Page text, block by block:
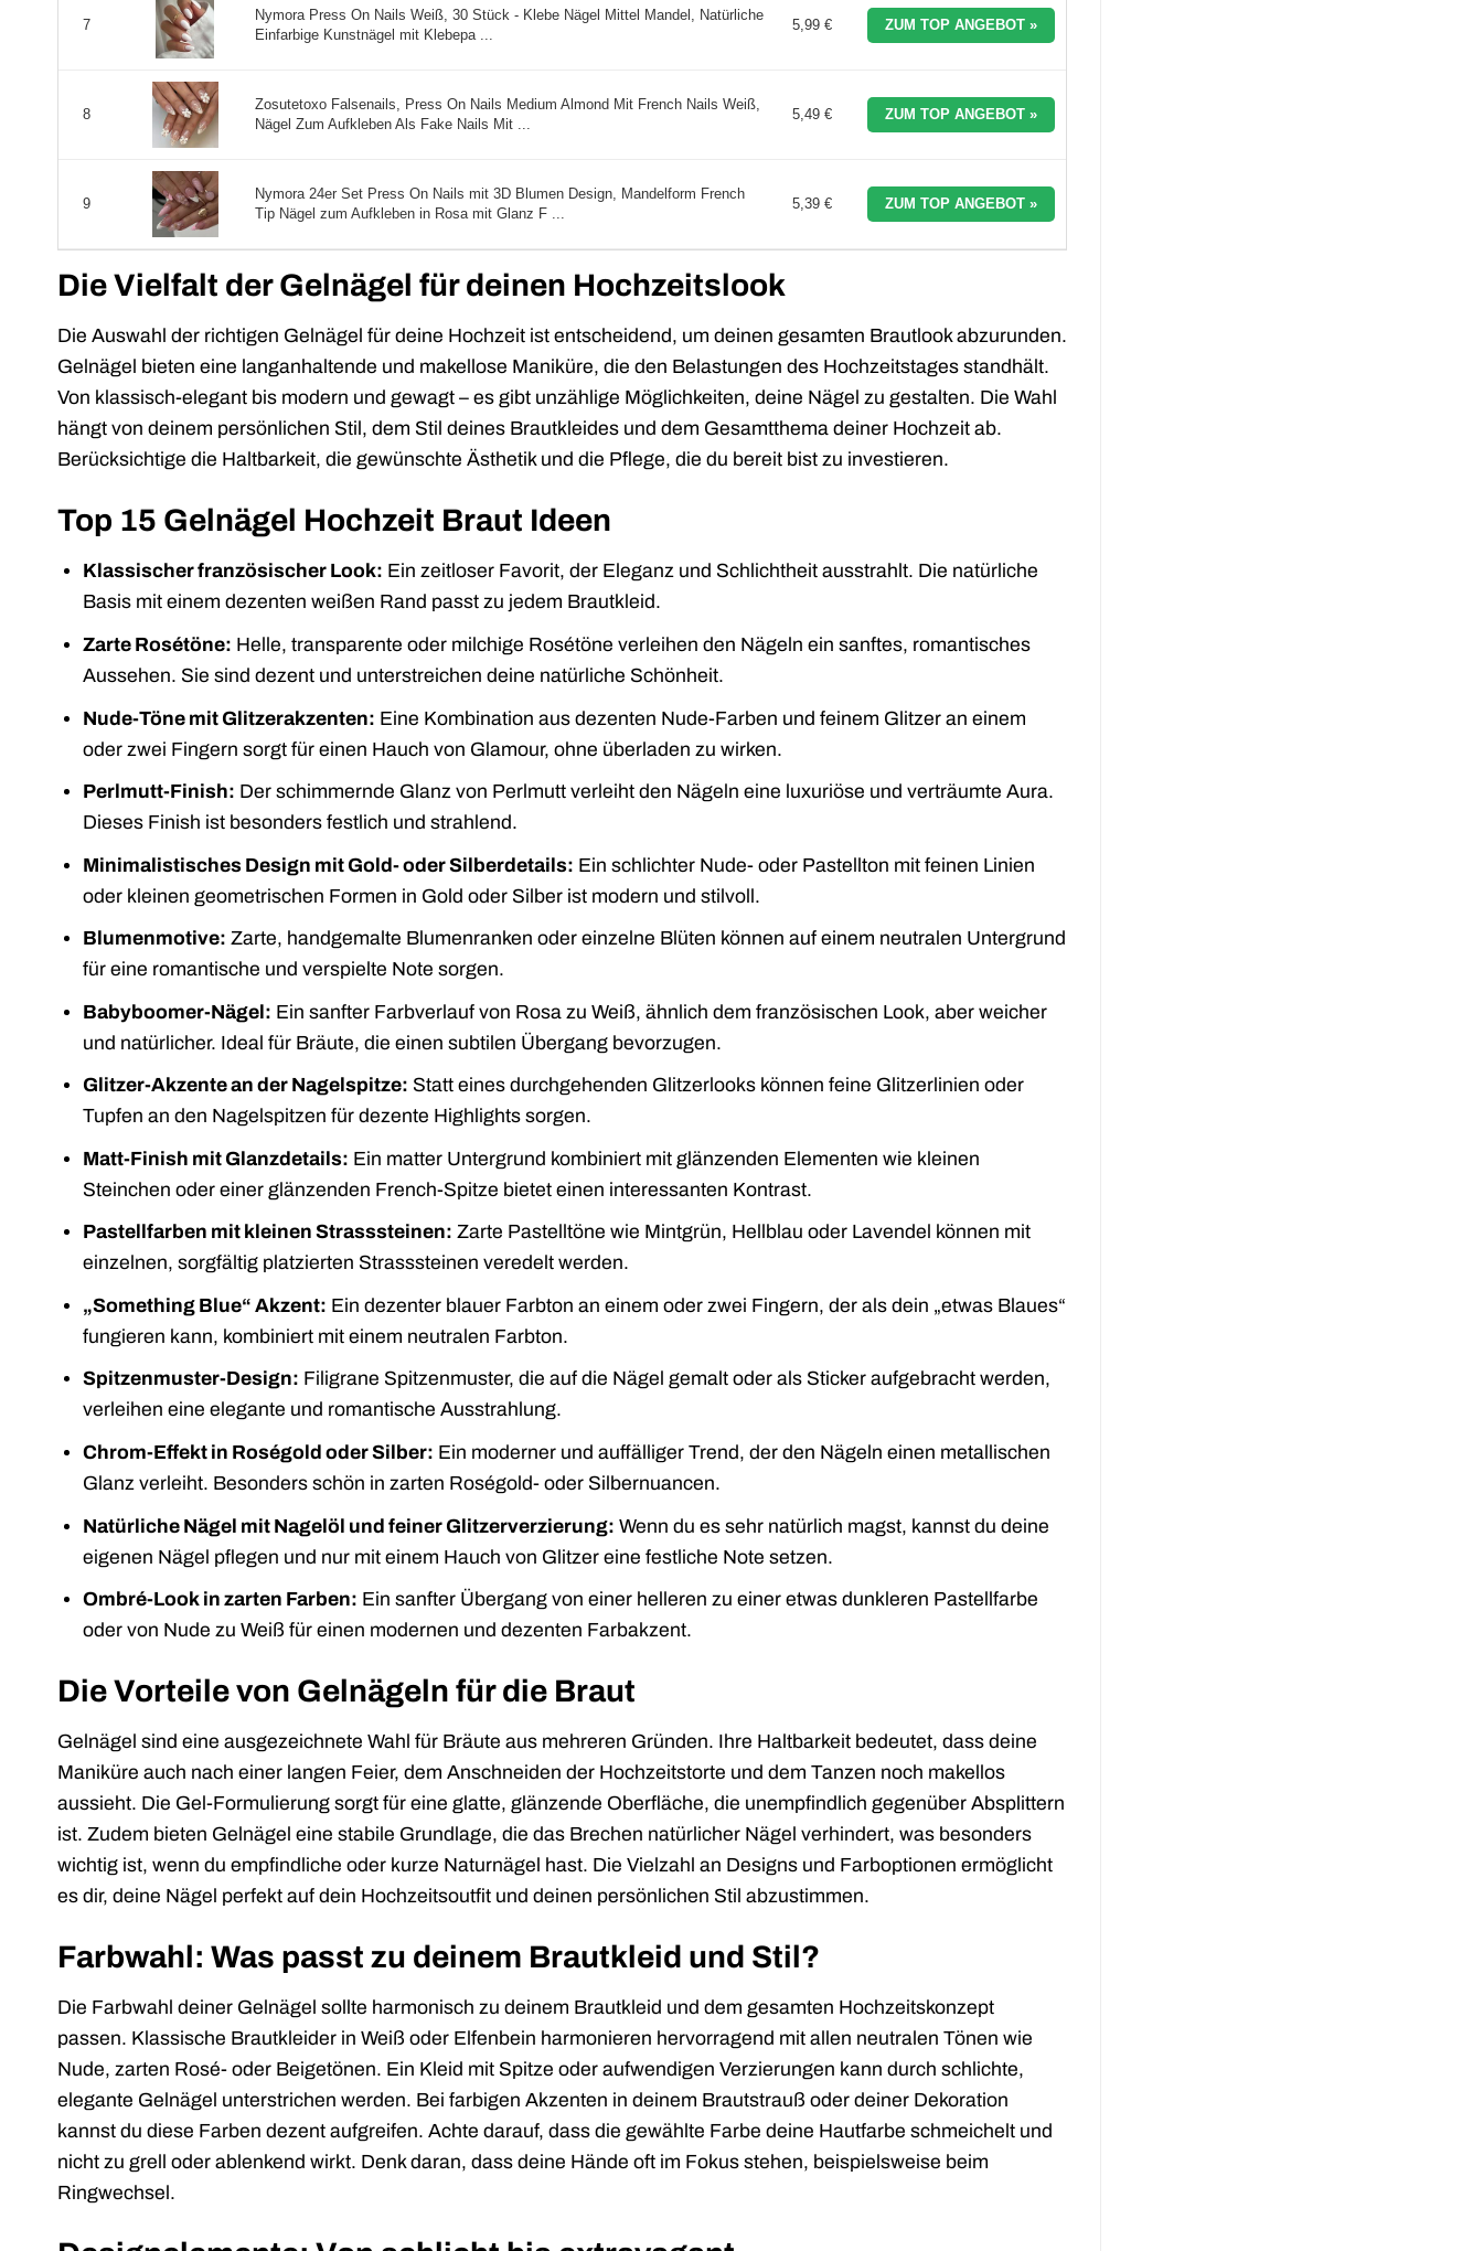
7
Nymora Press On Nails Weiß, 30 Stück - Klebe Nägel Mittel Mandel, Natürliche
Einfarbige Kunstnägel mit Klebepa ...
5,99 € ZUM TOP ANGEBOT »
8
Zosutetoxo Falsenails, Press On Nails Medium Almond Mit French Nails Weiß,
Nägel Zum Aufkleben Als Fake Nails Mit ...
5,49 € ZUM TOP ANGEBOT »
9
Nymora 24er Set Press On Nails mit 3D Blumen Design, Mandelform French
Tip Nägel zum Aufkleben in Rosa mit Glanz F ...
5,39 € ZUM TOP ANGEBOT »
Die Vielfalt der Gelnägel für deinen Hochzeitslook
Die Auswahl der richtigen Gelnägel für deine Hochzeit ist entscheidend, um deinen gesamten Brautlook abzurunden.
Gelnägel bieten eine langanhaltende und makellose Maniküre, die den Belastungen des Hochzeitstages standhält.
Von klassisch-elegant bis modern und gewagt – es gibt unzählige Möglichkeiten, deine Nägel zu gestalten. Die Wahl
hängt von deinem persönlichen Stil, dem Stil deines Brautkleides und dem Gesamtthema deiner Hochzeit ab.
Berücksichtige die Haltbarkeit, die gewünschte Ästhetik und die Pflege, die du bereit bist zu investieren.
Top 15 Gelnägel Hochzeit Braut Ideen
Klassischer französischer Look: Ein zeitloser Favorit, der Eleganz und Schlichtheit ausstrahlt. Die natürliche
Basis mit einem dezenten weißen Rand passt zu jedem Brautkleid.
Zarte Rosétöne: Helle, transparente oder milchige Rosétöne verleihen den Nägeln ein sanftes, romantisches
Aussehen. Sie sind dezent und unterstreichen deine natürliche Schönheit.
Nude-Töne mit Glitzerakzenten: Eine Kombination aus dezenten Nude-Farben und feinem Glitzer an einem
oder zwei Fingern sorgt für einen Hauch von Glamour, ohne überladen zu wirken.
Perlmutt-Finish: Der schimmernde Glanz von Perlmutt verleiht den Nägeln eine luxuriöse und verträumte Aura.
Dieses Finish ist besonders festlich und strahlend.
Minimalistisches Design mit Gold- oder Silberdetails: Ein schlichter Nude- oder Pastellton mit feinen Linien
oder kleinen geometrischen Formen in Gold oder Silber ist modern und stilvoll.
Blumenmotive: Zarte, handgemalte Blumenranken oder einzelne Blüten können auf einem neutralen Untergrund
für eine romantische und verspielte Note sorgen.
Babyboomer-Nägel: Ein sanfter Farbverlauf von Rosa zu Weiß, ähnlich dem französischen Look, aber weicher
und natürlicher. Ideal für Bräute, die einen subtilen Übergang bevorzugen.
Glitzer-Akzente an der Nagelspitze: Statt eines durchgehenden Glitzerlooks können feine Glitzerlinien oder
Tupfen an den Nagelspitzen für dezente Highlights sorgen.
Matt-Finish mit Glanzdetails: Ein matter Untergrund kombiniert mit glänzenden Elementen wie kleinen
Steinchen oder einer glänzenden French-Spitze bietet einen interessanten Kontrast.
Pastellfarben mit kleinen Strasssteinen: Zarte Pastelltöne wie Mintgrün, Hellblau oder Lavendel können mit
einzelnen, sorgfältig platzierten Strasssteinen veredelt werden.
„Something Blue“ Akzent: Ein dezenter blauer Farbton an einem oder zwei Fingern, der als dein „etwas Blaues“
fungieren kann, kombiniert mit einem neutralen Farbton.
Spitzenmuster-Design: Filigrane Spitzenmuster, die auf die Nägel gemalt oder als Sticker aufgebracht werden,
verleihen eine elegante und romantische Ausstrahlung.
Chrom-Effekt in Roségold oder Silber: Ein moderner und auffälliger Trend, der den Nägeln einen metallischen
Glanz verleiht. Besonders schön in zarten Roségold- oder Silbernuancen.
Natürliche Nägel mit Nagelöl und feiner Glitzerverzierung: Wenn du es sehr natürlich magst, kannst du deine
eigenen Nägel pflegen und nur mit einem Hauch von Glitzer eine festliche Note setzen.
Ombré-Look in zarten Farben: Ein sanfter Übergang von einer helleren zu einer etwas dunkleren Pastellfarbe
oder von Nude zu Weiß für einen modernen und dezenten Farbakzent.
Die Vorteile von Gelnägeln für die Braut
Gelnägel sind eine ausgezeichnete Wahl für Bräute aus mehreren Gründen. Ihre Haltbarkeit bedeutet, dass deine
Maniküre auch nach einer langen Feier, dem Anschneiden der Hochzeitstorte und dem Tanzen noch makellos
aussieht. Die Gel-Formulierung sorgt für eine glatte, glänzende Oberfläche, die unempfindlich gegenüber Absplittern
ist. Zudem bieten Gelnägel eine stabile Grundlage, die das Brechen natürlicher Nägel verhindert, was besonders
wichtig ist, wenn du empfindliche oder kurze Naturnägel hast. Die Vielzahl an Designs und Farboptionen ermöglicht
es dir, deine Nägel perfekt auf dein Hochzeitsoutfit und deinen persönlichen Stil abzustimmen.
Farbwahl: Was passt zu deinem Brautkleid und Stil?
Die Farbwahl deiner Gelnägel sollte harmonisch zu deinem Brautkleid und dem gesamten Hochzeitskonzept
passen. Klassische Brautkleider in Weiß oder Elfenbein harmonieren hervorragend mit allen neutralen Tönen wie
Nude, zarten Rosé- oder Beigetönen. Ein Kleid mit Spitze oder aufwendigen Verzierungen kann durch schlichte,
elegante Gelnägel unterstrichen werden. Bei farbigen Akzenten in deinem Brautstrauß oder deiner Dekoration
kannst du diese Farben dezent aufgreifen. Achte darauf, dass die gewählte Farbe deine Hautfarbe schmeichelt und
nicht zu grell oder ablenkend wirkt. Denk daran, dass deine Hände oft im Fokus stehen, beispielsweise beim
Ringwechsel.